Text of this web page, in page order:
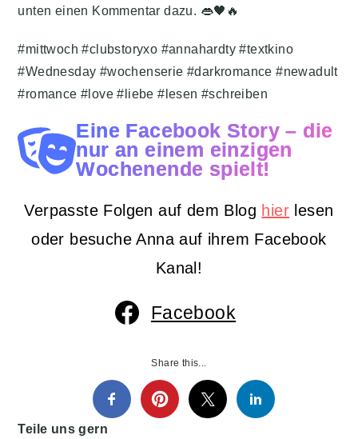
unten einen Kommentar dazu. 👄🖤🔥
#mittwoch #clubstoryxo #annahardty #textkino
#Wednesday #wochenserie #darkromance #newadult
#romance #love #liebe #lesen #schreiben
Eine Facebook Story – die
nur an einem einzigen
Wochenende spielt!
Verpasste Folgen auf dem Blog hier lesen
oder besuche Anna auf ihrem Facebook
Kanal!
Facebook
Share this...
Teile uns gern